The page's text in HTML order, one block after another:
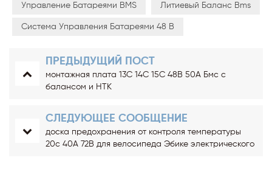
Управление Батареями BMS Литиевый Баланс Bms
Система Управления Батареями 48 В
ПРЕДЫДУЩИЙ ПОСТ
монтажная плата 13С 14С 15С 48В 50А Бмс с
балансом и НТК
СЛЕДУЮЩЕЕ СООБЩЕНИЕ
доска предохранения от контроля температуры
20с 40А 72В для велосипеда Эбике электрического